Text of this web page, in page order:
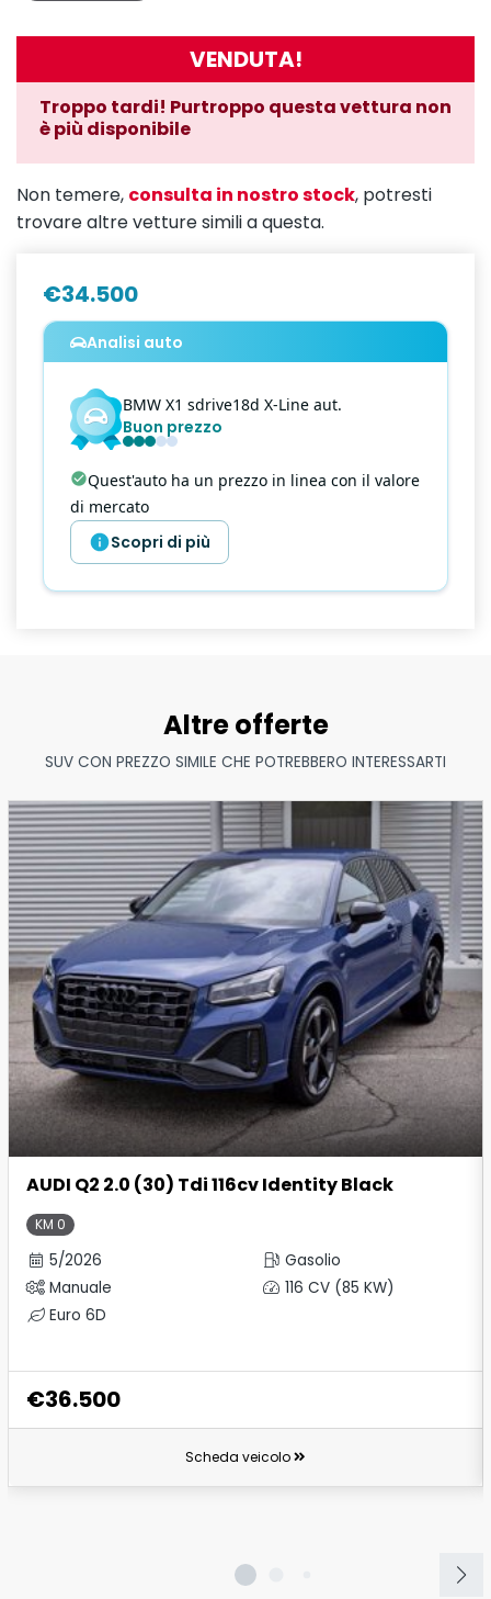
VENDUTA!
Troppo tardi! Purtroppo questa vettura non
è più disponibile
Non temere, consulta in nostro stock, potresti
trovare altre vetture simili a questa.
€34.500
Analisi auto
BMW X1 sdrive18d X-Line aut.
Buon prezzo
Quest'auto ha un prezzo in linea con il valore
di mercato
Scopri di più
Altre offerte
SUV CON PREZZO SIMILE CHE POTREBBERO INTERESSARTI
AUDI Q2 2.0 (30) Tdi 116cv Identity Black
KM 0
5/2026
Gasolio
Manuale
116 CV (85 KW)
Euro 6D
€36.500
Scheda veicolo